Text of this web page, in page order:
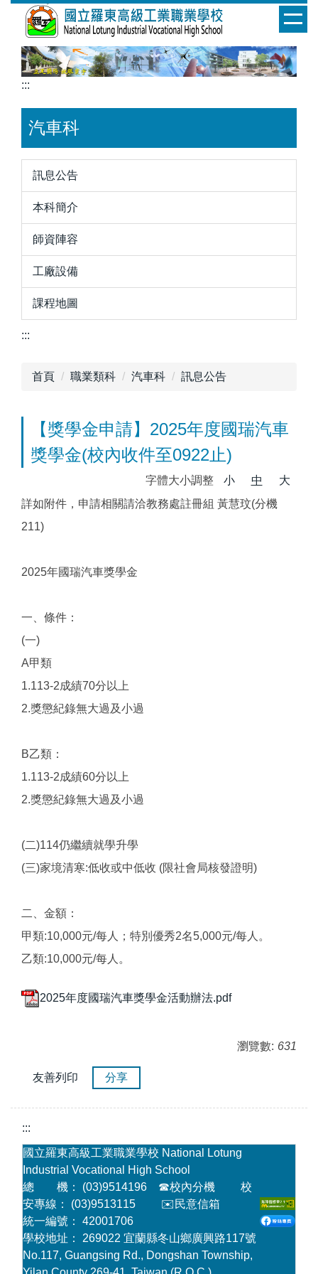
:::
汽車科
訊息公告
本科簡介
師資陣容
工廠設備
課程地圖
:::
首頁 職業類科 汽車科 訊息公告
【獎學金申請】2025年度國瑞汽車
獎學金(校內收件至0922止)
字體大小調整 小 中
大
詳如附件，申請相關請洽教務處註冊組 黃慧玟(分機
211)
2025年國瑞汽車獎學金
一、條件：
(一)
A甲類
1.113-2成績70分以上
2.獎懲紀錄無大過及小過
B乙類：
1.113-2成績60分以上
2.獎懲紀錄無大過及小過
(二)114仍繼續就學升學
(三)家境清寒:低收或中低收 (限社會局核發證明)
二、金額：
甲類:10,000元/每人；特別優秀2名5,000元/每人。
乙類:10,000元/每人。
2025年度國瑞汽車獎學金活動辦法.pdf
瀏覽數: 631
友善列印 分享
:::
國立羅東高級工業職業學校 National Lotung
Industrial Vocational High School
總 機： (03)9514196 ☎校內分機
校
安專線： (03)9513115 ✉️民意信箱
統一編號： 42001706
學校地址： 269022 宜蘭縣冬山鄉廣興路117號
No.117, Guangsing Rd., Dongshan Township,